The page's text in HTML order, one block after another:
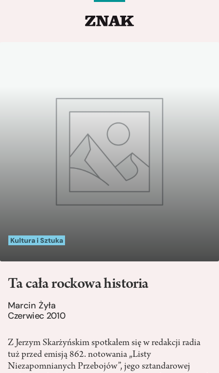
Kultura i Sztuka
Ta cała rockowa historia
Marcin Żyła
Czerwiec 2010
Z Jerzym Skarżyńskim spotkałem się w redakcji radia
tuż przed emisją 862. notowania „Listy
Niezapomnianych Przebojów”, jego sztandarowej